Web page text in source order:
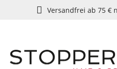
Zur Hauptnavigation
Versandfrei ab 75 €